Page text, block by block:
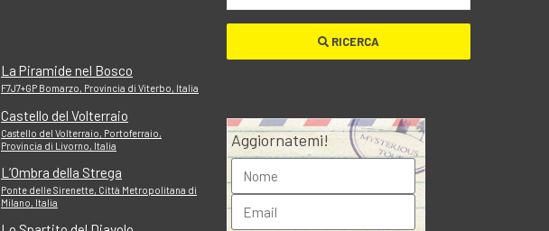
La Piramide nel Bosco
F7J7+GP Bomarzo, Provincia di Viterbo, Italia
Castello del Volterraio
Castello del Volterraio, Portoferraio,
Provincia di Livorno, Italia
L’Ombra della Strega
Ponte delle Sirenette, Città Metropolitana di
Milano, Italia
RICERCA
Aggiornatemi!